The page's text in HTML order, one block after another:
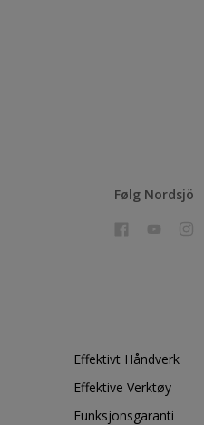
Følg Nordsjö
Effektivt Håndverk
Effektive Verktøy
Funksjonsgaranti